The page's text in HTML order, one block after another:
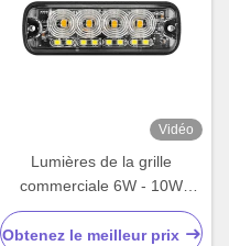
Vidéo
Lumières de la grille
commerciale 6W - 10W
Ambre Lumières de la grille
pour camions
Obtenez le meilleur prix